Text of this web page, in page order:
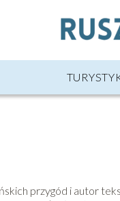
przygód i autor